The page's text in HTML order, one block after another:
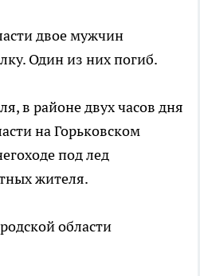
двое мужчин
Один из них погиб.
в районе двух часов дня
на Горьковском
под лед
жителя.
области